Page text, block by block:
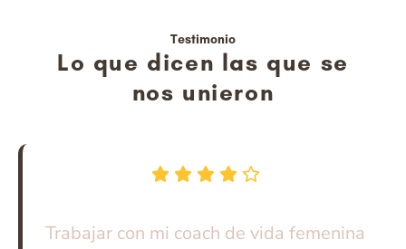
Testimonio
Lo que dicen las que se
nos unieron
Trabajar con mi coach de vida femenina